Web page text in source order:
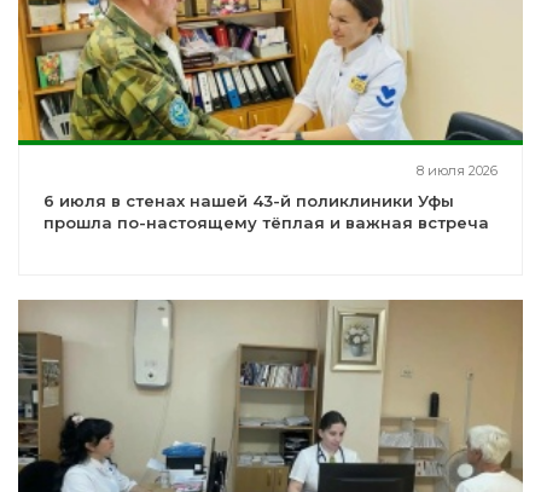
8 июля 2026
6 июля в стенах нашей 43-й поликлиники Уфы
прошла по-настоящему тёплая и важная встреча